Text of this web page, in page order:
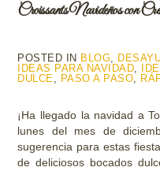
Croissants Navideños con
POSTED IN BLOG,
IDEAS PARA NAVIDAD,
DULCE, PASO A PASO,
¡Ha llegado la navidad a
lunes del mes de
sugerencia para estas
de deliciosos bocados